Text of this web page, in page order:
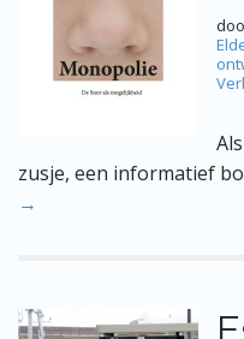
zusje, een informatief
→